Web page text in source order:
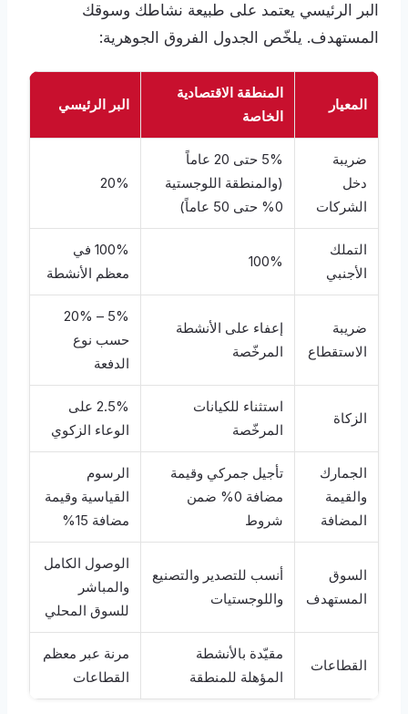
البر الرئيسي يعتمد على طبيعة نشاطك وسوقك
المستهدف. يلخّص الجدول الفروق الجوهرية:
المعيار
المنطقة الاقتصادية
الخاصة
البر الرئيسي
ضريبة
دخل
الشركات
5% حتى 20 عاماً
(والمنطقة اللوجستية
0% حتى 50 عاماً)
20%
التملك
الأجنبي
100%
100% في
معظم الأنشطة
ضريبة
الاستقطاع
إعفاء على الأنشطة
المرخّصة
5% – 20%
حسب نوع
الدفعة
الزكاة
استثناء للكيانات
المرخّصة
2.5% على
الوعاء الزكوي
الجمارك
والقيمة
المضافة
تأجيل جمركي وقيمة
مضافة 0% ضمن
شروط
الرسوم
القياسية وقيمة
مضافة 15%
السوق
المستهدف
أنسب للتصدير والتصنيع
واللوجستيات
الوصول الكامل
والمباشر
للسوق المحلي
القطاعات
مقيّدة بالأنشطة
المؤهلة للمنطقة
مرنة عبر معظم
القطاعات